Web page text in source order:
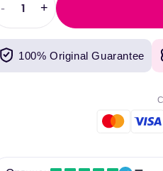
"Надеждни и
Елина Гулиард
Намаляване
на
количеството
за
Биотин
-
Увеличете
количеството
Биотин
500
+
100% Original Guarantee